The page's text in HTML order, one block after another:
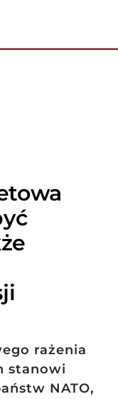
rażenia
stanowi
NATO,